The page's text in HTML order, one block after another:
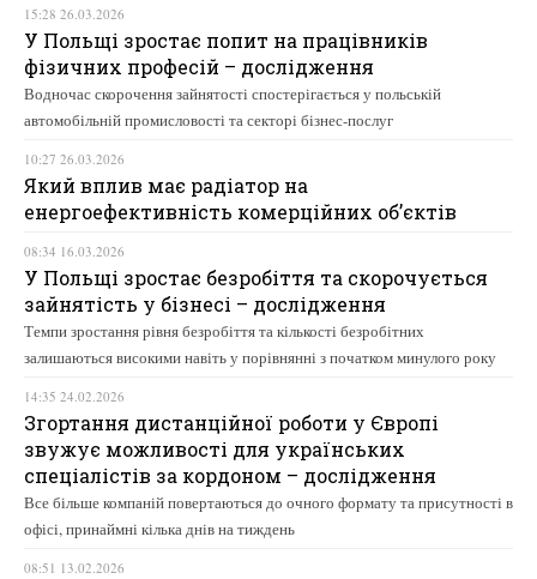
15:28 26.03.2026
У Польщі зростає попит на працівників
фізичних професій – дослідження
Водночас скорочення зайнятості спостерігається у польській
автомобільній промисловості та секторі бізнес-послуг
10:27 26.03.2026
Який вплив має радіатор на
енергоефективність комерційних об’єктів
08:34 16.03.2026
У Польщі зростає безробіття та скорочується
зайнятість у бізнесі – дослідження
Темпи зростання рівня безробіття та кількості безробітних
залишаються високими навіть у порівнянні з початком минулого року
14:35 24.02.2026
Згортання дистанційної роботи у Європі
звужує можливості для українських
спеціалістів за кордоном – дослідження
Все більше компаній повертаються до очного формату та присутності в
офісі, принаймні кілька днів на тиждень
08:51 13.02.2026